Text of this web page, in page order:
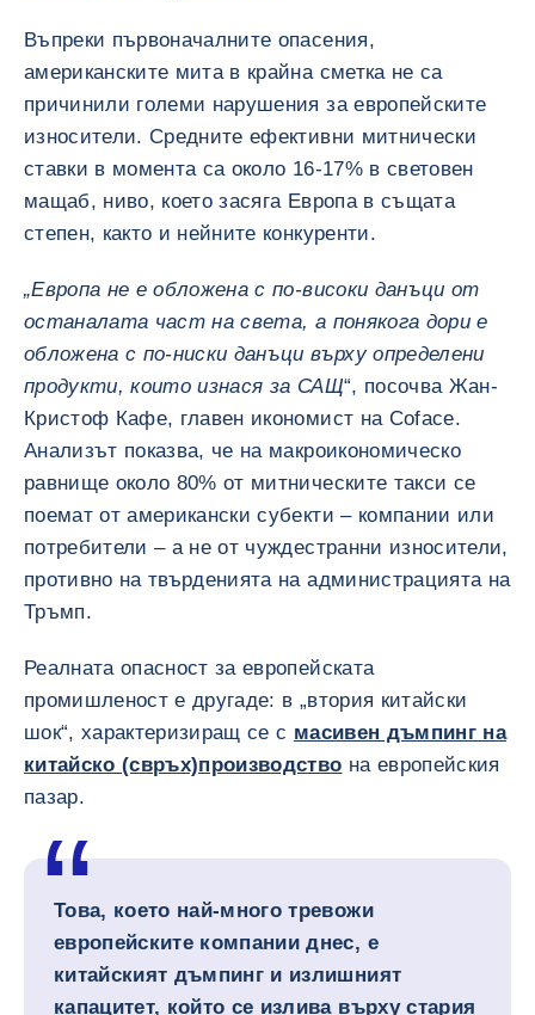
Въпреки първоначалните опасения,
американските мита в крайна сметка не са
причинили големи нарушения за европейските
износители. Средните ефективни митнически
ставки в момента са около 16-17% в световен
мащаб, ниво, което засяга Европа в същата
степен, както и нейните конкуренти.
„Европа не е обложена с по-високи данъци от
останалата част на света, а понякога дори е
обложена с по-ниски данъци върху определени
продукти, които изнася за САЩ“, посочва Жан-
Кристоф Кафе, главен икономист на Coface.
Анализът показва, че на макроикономическо
равнище около 80% от митническите такси се
поемат от американски субекти – компании или
потребители – а не от чуждестранни износители,
противно на твърденията на администрацията на
Тръмп.
Реалната опасност за европейската
промишленост е другаде: в „втория китайски
шок“, характеризиращ се с масивен дъмпинг на
китайско (свръх)производство на европейския
пазар.
Това, което най-много тревожи
европейските компании днес, е
китайският дъмпинг и излишният
капацитет, който се излива върху стария